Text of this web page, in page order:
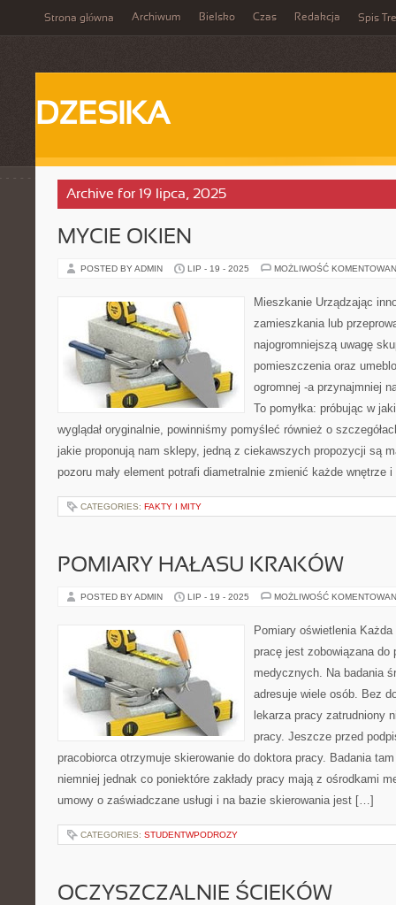
Strona główna Archiwum Bielsko Czas Redakcja Spis
DZESIKA
Archive for 19 lipca, 2025
MYCIE OKIEN
POSTED BY ADMIN LIP - 19 - 2025 MOŻLIWOŚĆ
Mieszkanie Urządzając
zamieszkania lub
najogromniejszą uwagę
pomieszczenia oraz
ogromnej -a przynajmniej
To pomyłka: próbując w
wyglądał oryginalnie, powinniśmy pomyśleć również o
jakie proponują nam sklepy, jedną z ciekawszych propozycji są
pozoru mały element potrafi diametralnie zmienić każde wnętrze
CATEGORIES: FAKTY I MITY
POMIARY HAŁASU KRAKÓW
POSTED BY ADMIN LIP - 19 - 2025 MOŻLIWOŚĆ
Pomiary oświetlenia
pracę jest zobowiązana do
medycznych. Na badania
adresuje wiele osób. Bez
lekarza pracy zatrudniony
pracy. Jeszcze przed
pracobiorca otrzymuje skierowanie do doktora pracy. Badania
niemniej jednak co poniektóre zakłady pracy mają z ośrodkami
umowy o zaświadczane usługi i na bazie skierowania jest […]
CATEGORIES: STUDENTWPODROZY
OCZYSZCZALNIE ŚCIEKÓW